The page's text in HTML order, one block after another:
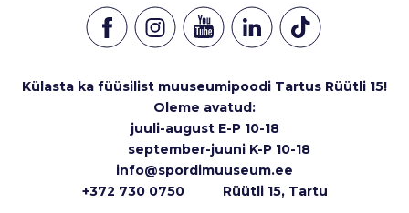
Külasta ka füüsilist muuseumipoodi Tartus Rüütli 15!
Oleme avatud:
juuli-august E-P 10-18
september-juuni K-P 10-18
info@spordimuuseum.ee
+372 730 0750 Rüütli 15, Tartu